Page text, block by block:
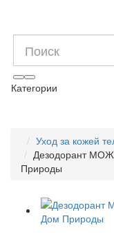
Категории
Уход за кожей
Дезодорант
Природы